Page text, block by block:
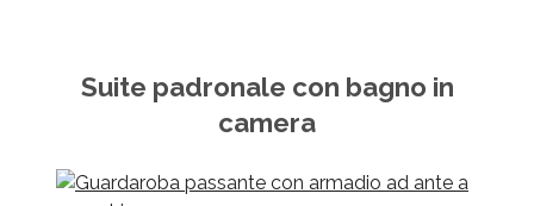
Suite padronale con bagno in
camera